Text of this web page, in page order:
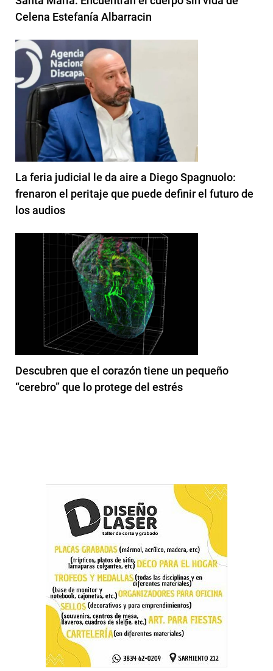
Celena Estefanía Albarracin
La feria judicial le da aire a Diego Spagnuolo:
frenaron el peritaje que puede definir el futuro de
los audios
Descubren que el corazón tiene un pequeño
“cerebro” que lo protege del estrés